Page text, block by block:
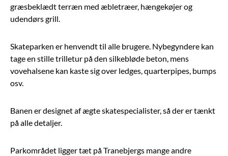
græsbeklædt terræn med æbletræer, hængekøjer og
udendørs grill.
Skateparken er henvendt til alle brugere. Nybegyndere kan
tage en stille trilletur på den silkebløde beton, mens
vovehalsene kan kaste sig over ledges, quarterpipes, bumps
osv.
Banen er designet af ægte skatespecialister, så der er tænkt
på alle detaljer.
Parkområdet ligger tæt på Tranebjergs mange andre